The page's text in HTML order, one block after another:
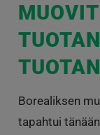
Borealiksen
tapahtui